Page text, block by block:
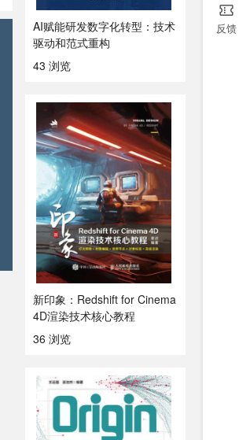
AI赋能研发数字化转型：技术
驱动和范式重构
43 浏览
新印象：Redshift for Cinema
4D渲染技术核心教程
36 浏览
反馈